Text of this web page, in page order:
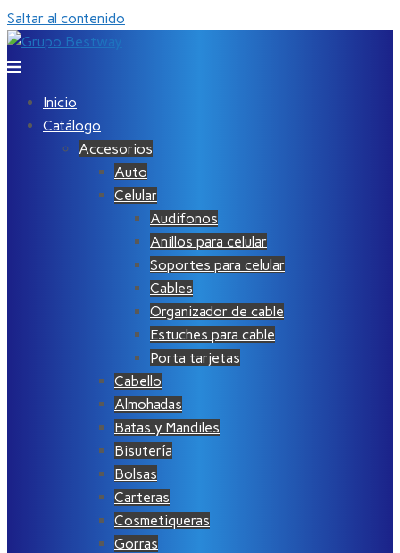
Saltar al contenido
Inicio
Catálogo
Accesorios
Auto
Celular
Audífonos
Anillos para celular
Soportes para celular
Cables
Organizador de cable
Estuches para cable
Porta tarjetas
Cabello
Almohadas
Batas y Mandiles
Bisutería
Bolsas
Carteras
Cosmetiqueras
Gorras